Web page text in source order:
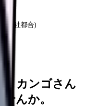
(会社都合)
、カンゴさん
んか。